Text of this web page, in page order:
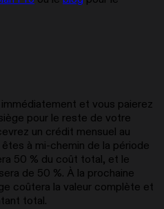
immédiatement et vous paierez
pour le reste de votre
un crédit mensuel au
à mi-chemin de la période
50 % du coût total, et le
de 50 %. À la prochaine
coûtera la valeur complète et
total.